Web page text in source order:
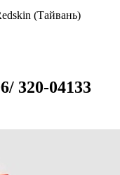
(Тайвань)
320-04133